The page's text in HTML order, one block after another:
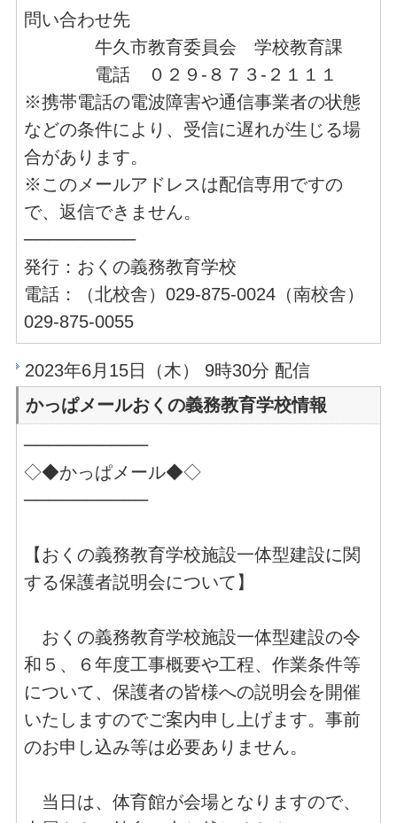
問い合わせ先
牛久市教育委員会 学校教育課
電話 ０２９-８７３-２１１１
※携帯電話の電波障害や通信事業者の状態
などの条件により、受信に遅れが生じる場
合があります。
※このメールアドレスは配信専用ですの
で、返信できません。
─────────
発行：おくの義務教育学校
電話：（北校舎）029-875-0024（南校舎）
029-875-0055
2023年6月15日（木） 9時30分 配信
かっぱメールおくの義務教育学校情報
──────────
◇◆かっぱメール◆◇
──────────
【おくの義務教育学校施設一体型建設に関
する保護者説明会について】
おくの義務教育学校施設一体型建設の令
和５、６年度工事概要や工程、作業条件等
について、保護者の皆様への説明会を開催
いたしますのでご案内申し上げます。事前
のお申し込み等は必要ありません。
当日は、体育館が会場となりますので、